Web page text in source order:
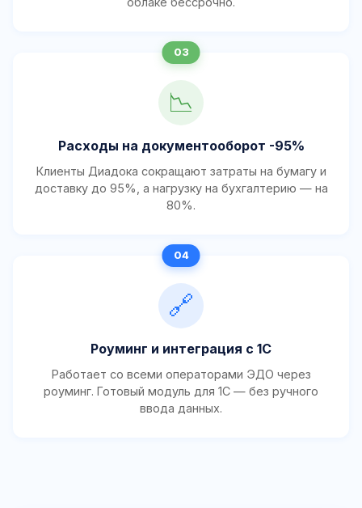
📉
Расходы на документооборот -95%
Клиенты Диадока сокращают затраты на бумагу и
доставку до 95%, а нагрузку на бухгалтерию — на
80%.
🔗
Роуминг и интеграция с 1С
Работает со всеми операторами ЭДО через
роуминг. Готовый модуль для 1С — без ручного
ввода данных.